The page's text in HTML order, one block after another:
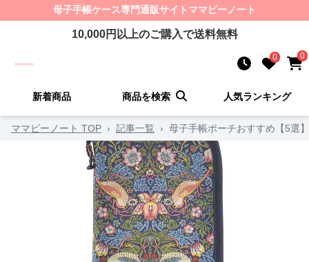
母子手帳ケース専門通販サイト ママビーノート
10,000円以上のご購入で送料無料
0 0
新着商品 商品を検索 人気ランキング
ママビーノート TOP › 記事一覧 › 母子手帳ポーチおすすめ【5選】